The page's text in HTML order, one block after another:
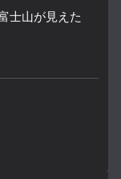
士山が見えた